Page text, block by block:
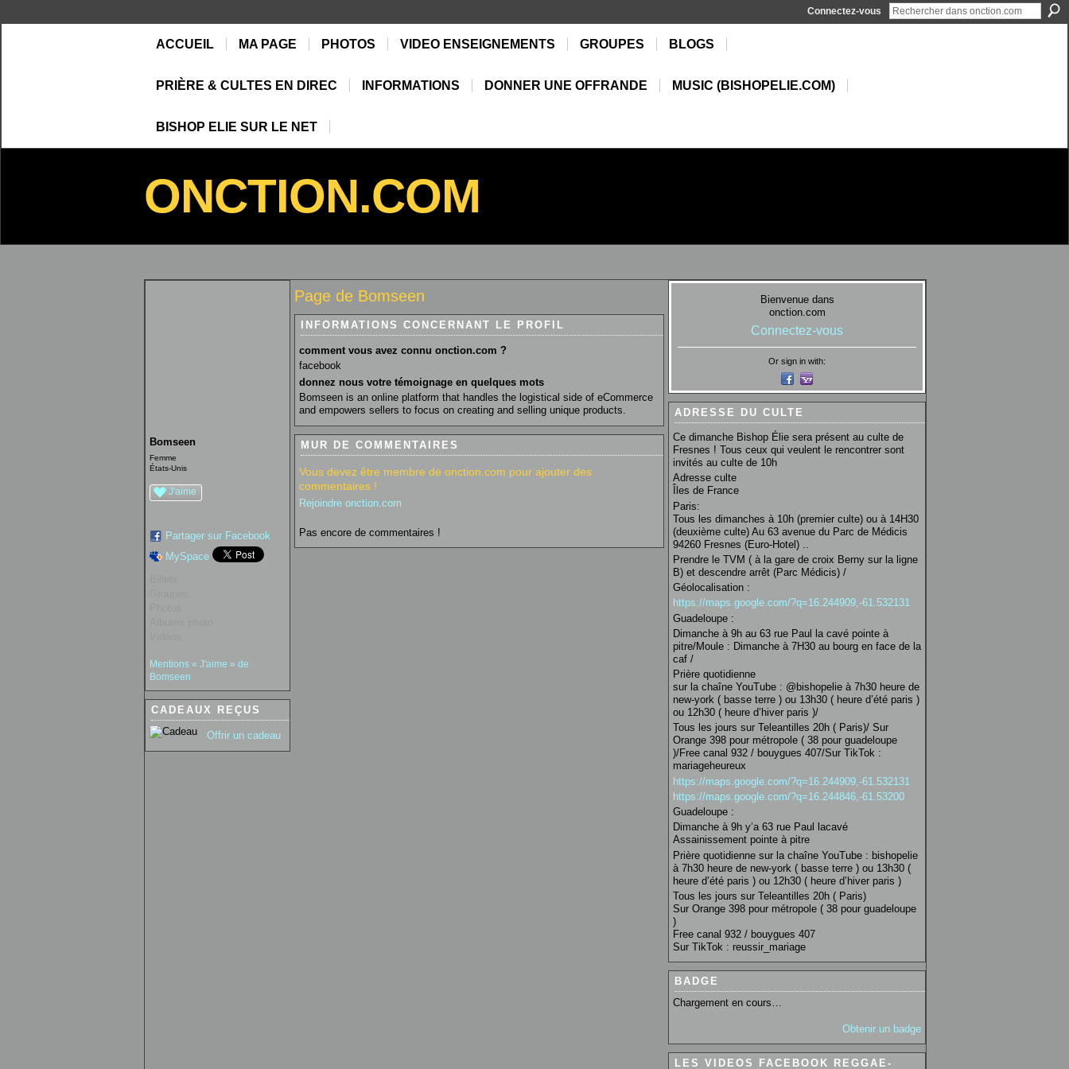
Connectez-vous
ACCUEIL MA PAGE PHOTOS VIDEO ENSEIGNEMENTS GROUPES BLOGS
PRIÈRE & CULTES EN DIREC INFORMATIONS DONNER UNE OFFRANDE MUSIC (BISHOPELIE.COM)
BISHOP ELIE SUR LE NET
ONCTION.COM
Bomseen
Femme
États-Unis
J'aime
Partager sur Facebook
MySpace
Mentions « J'aime » de
Bomseen
CADEAUX REÇUS
Offrir un cadeau
Page de Bomseen
INFORMATIONS CONCERNANT LE PROFIL
comment vous avez connu onction.com ?
facebook
donnez nous votre témoignage en quelques mots
Bomseen is an online platform that handles the logistical side of eCommerce
and empowers sellers to focus on creating and selling unique products.
MUR DE COMMENTAIRES
Vous devez être membre de onction.com pour ajouter des
commentaires !
Rejoindre onction.com
Pas encore de commentaires !
Bienvenue dans
onction.com
Connectez-vous
Or sign in with:
ADRESSE DU CULTE
Ce dimanche Bishop Élie sera présent au culte de
Fresnes ! Tous ceux qui veulent le rencontrer sont
invités au culte de 10h
Adresse culte
Îles de France
Paris:
Tous les dimanches à 10h (premier culte) ou à 14H30
(deuxième culte) Au 63 avenue du Parc de Médicis
94260 Fresnes (Euro-Hotel) ..
Prendre le TVM ( à la gare de croix Berny sur la ligne
B) et descendre arrêt (Parc Médicis) /
Géolocalisation :
https://maps.google.com/?q=16.244909,-61.532131
Guadeloupe :
Dimanche à 9h au 63 rue Paul la cavé pointe à
pitre/Moule : Dimanche à 7H30 au bourg en face de la
caf /
Prière quotidienne
sur la chaîne YouTube : @bishopelie à 7h30 heure de
new-york ( basse terre ) ou 13h30 ( heure d’été paris )
ou 12h30 ( heure d’hiver paris )/
Tous les jours sur Teleantilles 20h ( Paris)/ Sur
Orange 398 pour métropole ( 38 pour guadeloupe
)/Free canal 932 / bouygues 407/Sur TikTok :
mariageheureux
https://maps.google.com/?q=16.244909,-61.532131
https://maps.google.com/?q=16.244846,-61.53200
Guadeloupe :
Dimanche à 9h y’a 63 rue Paul lacavé
Assainissement pointe à pitre
Prière quotidienne sur la chaîne YouTube : bishopelie
à 7h30 heure de new-york ( basse terre ) ou 13h30 (
heure d’été paris ) ou 12h30 ( heure d’hiver paris )
Tous les jours sur Teleantilles 20h ( Paris)
Sur Orange 398 pour métropole ( 38 pour guadeloupe
)
Free canal 932 / bouygues 407
Sur TikTok : reussir_mariage
BADGE
Chargement en cours…
Obtenir un badge
LES VIDEOS FACEBOOK REGGAE-